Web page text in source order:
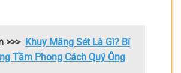
>>> Khuy Măng Sét Là Gì? Bí
Tầm Phong Cách Quý Ông